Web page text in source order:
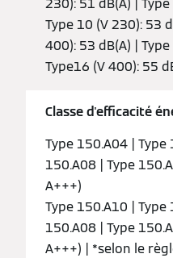
230): 51 dB(A) |
Type 10 (V 230): 53
400): 53 dB(A) |
Type16 (V 400): 55
Classe d'efficacité
Type 150.A04 | Type
150.A08 | Type
A+++)
Type 150.A10 | Type
150.A08 | Type
A+++) | *selon le